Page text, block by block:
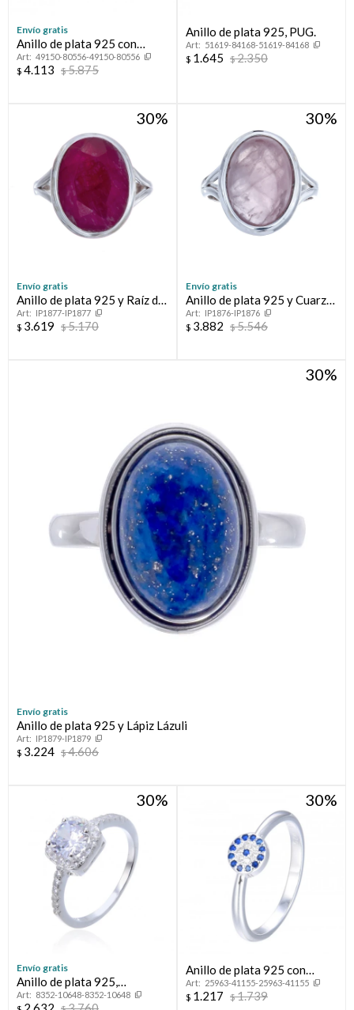
Envío gratis
Anillo de plata 925 con
circonias, LAZO.
49150-80556-49150-80556
$ 4.113 $5.875
Anillo de plata 925, PUG.
51619-84168-51619-84168
$ 1.645 $2.350
30
Envío gratis
Anillo de plata 925 y Raíz de
RubíIP1877-IP1877
$ 3.619 $5.170
30
Envío gratis
Anillo de plata 925 y Cuarzo
RosaIP1876-IP1876
$ 3.882 $5.546
30
Envío gratis
Anillo de plata 925 y Lápiz Lázuli
IP1879-IP1879
$ 3.224 $4.606
30
Envío gratis
Anillo de plata 925,
CINTILLO.
8352-10648-8352-10648
30
Anillo de plata 925 con
circonias, OJO TURCO.
25963-41155-25963-41155
$ 1.217 $1.739
Comprá ahora y Pagá
Después, hasta en 12
¡Sumate a la forma más ágil de comprar!
Comprá en 3 cuotas sin recargo o hasta en 12
cuotas * ¡Solo con tu cédula!
Verifica si estás calificado para comprar con Pago
Después:
Cédula de identidad
Estás calificado para comprar usando Pago